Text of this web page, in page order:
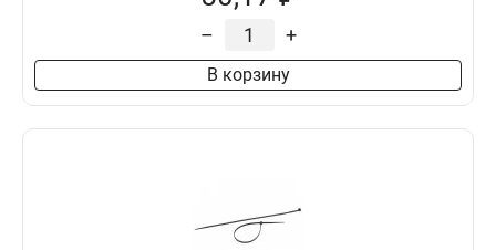
– +
В корзину